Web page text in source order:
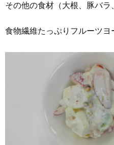
その他の食材（大根、豚バラ
食物繊維たっぷりフルーツヨ